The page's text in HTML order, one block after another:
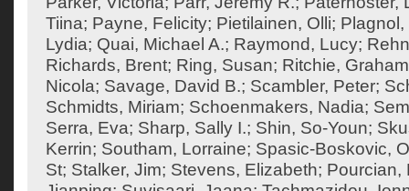
Tiina; Payne, Felicity; Pietilainen, Olli;
Lydia; Quai, Michael A.; Raymond, Lucy;
Richards, Brent; Ring, Susan; Ritchie,
Nicola; Savage, David B.; Scambler, Peter;
Schmidts, Miriam; Schoenmakers, Nadia;
Serra, Eva; Sharp, Sally I.; Shin, So-Youn;
Kerrin; Southam, Lorraine; Spasic-Boskovic,
St; Stalker, Jim; Stevens, Elizabeth; Pourcian,